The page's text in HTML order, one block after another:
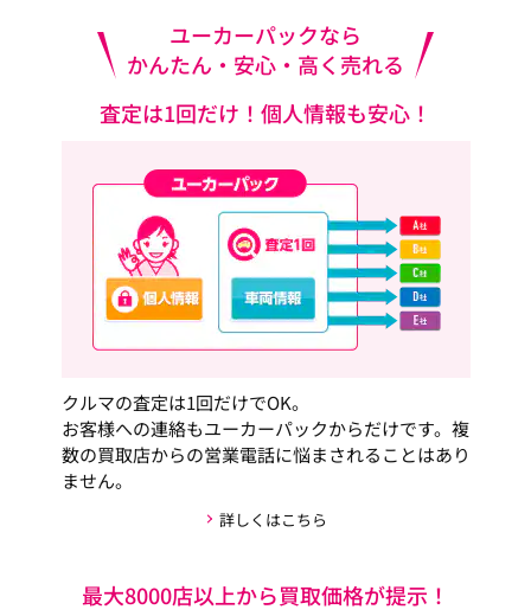
ユーカーパックなら
かんたん・安心・高く売れる
査定は1回だけ！個人情報も安心！
クルマの査定は1回だけでOK。
お客様への連絡もユーカーパックからだけです。複
数の買取店からの営業電話に悩まされることはあり
ません。
詳しくはこちら
最大8000店以上から買取価格が提示！